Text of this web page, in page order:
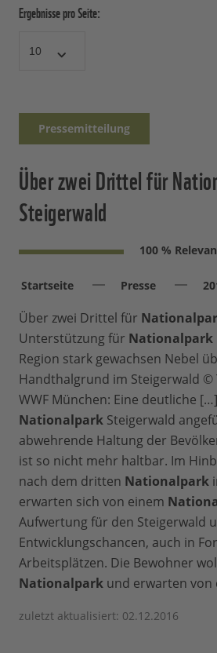
Ergebnisse pro Seite:
Pressemitteilung
Über zwei Drittel für
Steigerwald
100 %
Startseite Presse
Über zwei Drittel für
Unterstützung für Nationalpark
Region stark gewachsen Nebel
Handthalgrund im Steigerwald ©
WWF München: Eine deutliche
Nationalpark Steigerwald
abwehrende Haltung der
ist so nicht mehr haltbar. Im
nach dem dritten Nationalpark
erwarten sich von einem
Aufwertung für den Steigerwald
Entwicklungschancen, auch in
Arbeitsplätzen. Die Bewohner
Nationalpark und erwarten von
zuletzt aktualisiert: 02.12.2016